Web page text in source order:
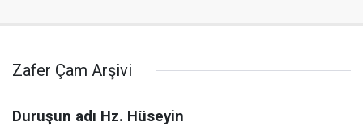
Zafer Çam Arşivi
Duruşun adı Hz. Hüseyin